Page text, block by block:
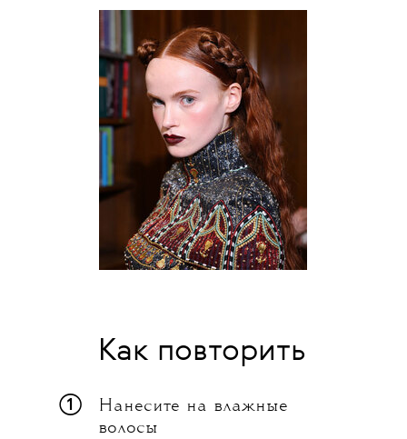
Как повторить
①
Нанесите на влажные
волосы